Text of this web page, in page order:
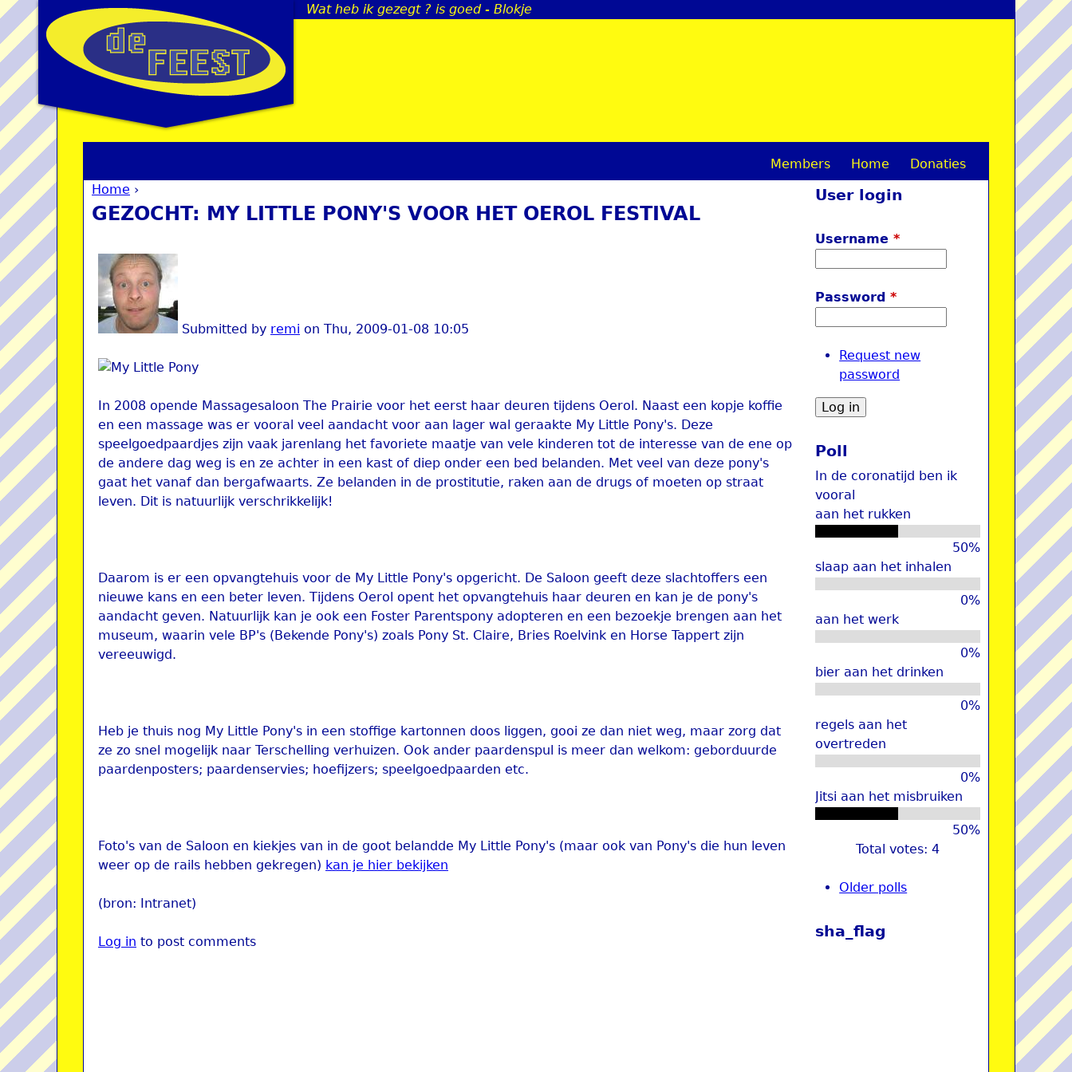
Jump to navigation
Wat heb ik gezegt ? is goed - Blokje
You are here
Home ›
GEZOCHT: MY LITTLE PONY'S VOOR HET OEROL FESTIVAL
Submitted by remi on Thu, 2009-01-08 10:05
In 2008 opende Massagesaloon The Prairie voor het eerst haar deuren tijdens Oerol. Naast een kopje koffie
en een massage was er vooral veel aandacht voor aan lager wal geraakte My Little Pony's. Deze
speelgoedpaardjes zijn vaak jarenlang het favoriete maatje van vele kinderen tot de interesse van de ene op
de andere dag weg is en ze achter in een kast of diep onder een bed belanden. Met veel van deze pony's
gaat het vanaf dan bergafwaarts. Ze belanden in de prostitutie, raken aan de drugs of moeten op straat
leven. Dit is natuurlijk verschrikkelijk!
Daarom is er een opvangtehuis voor de My Little Pony's opgericht. De Saloon geeft deze slachtoffers een
nieuwe kans en een beter leven. Tijdens Oerol opent het opvangtehuis haar deuren en kan je de pony's
aandacht geven. Natuurlijk kan je ook een Foster Parentspony adopteren en een bezoekje brengen aan het
museum, waarin vele BP's (Bekende Pony's) zoals Pony St. Claire, Bries Roelvink en Horse Tappert zijn
vereeuwigd.
Heb je thuis nog My Little Pony's in een stoffige kartonnen doos liggen, gooi ze dan niet weg, maar zorg dat
ze zo snel mogelijk naar Terschelling verhuizen. Ook ander paardenspul is meer dan welkom: geborduurde
paardenposters; paardenservies; hoefijzers; speelgoedpaarden etc.
Foto's van de Saloon en kiekjes van in de goot belandde My Little Pony's (maar ook van Pony's die hun leven
weer op de rails hebben gekregen) kan je hier bekijken
(bron: Intranet)
Log in to post comments
M
Members Home Donaties
User login
Username*
Password*
Request new
password
Poll
In de coronatijd ben ik
vooral
aan het rukken
50%
slaap aan het inhalen
0%
aan het werk
0%
bier aan het drinken
0%
regels aan het
overtreden
0%
Jitsi aan het misbruiken
50%
Total votes: 4
Older polls
sha_flag